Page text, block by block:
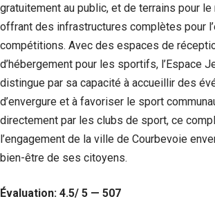
gratuitement au public, et de terrains pour
offrant des infrastructures complètes pour
compétitions. Avec des espaces de
d’hébergement pour les sportifs, l’Espace
distingue par sa capacité à accueillir des
d’envergure et à favoriser le sport
directement par les clubs de sport, ce
l’engagement de la ville de Courbevoie
bien-être de ses citoyens.
Évaluation: 4.5/ 5 — 507